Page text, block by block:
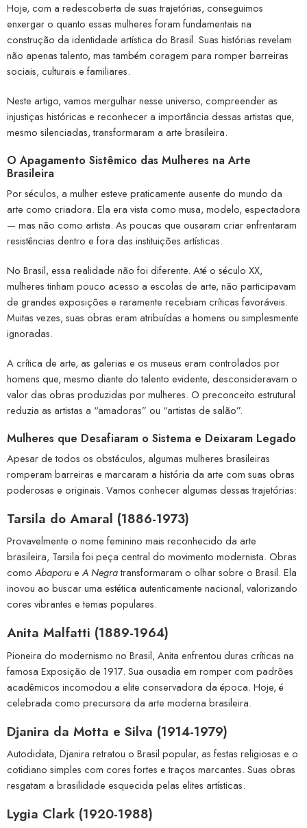
Hoje, com a redescoberta de suas trajetórias, conseguimos
enxergar o quanto essas mulheres foram fundamentais na
construção da identidade artística do Brasil. Suas histórias revelam
não apenas talento, mas também coragem para romper barreiras
sociais, culturais e familiares.
Neste artigo, vamos mergulhar nesse universo, compreender as
injustiças históricas e reconhecer a importância dessas artistas que,
mesmo silenciadas, transformaram a arte brasileira.
O Apagamento Sistêmico das Mulheres na Arte
Brasileira
Por séculos, a mulher esteve praticamente ausente do mundo da
arte como criadora. Ela era vista como musa, modelo, espectadora
— mas não como artista. As poucas que ousaram criar enfrentaram
resistências dentro e fora das instituições artísticas.
No Brasil, essa realidade não foi diferente. Até o século XX,
mulheres tinham pouco acesso a escolas de arte, não participavam
de grandes exposições e raramente recebiam críticas favoráveis.
Muitas vezes, suas obras eram atribuídas a homens ou simplesmente
ignoradas.
A crítica de arte, as galerias e os museus eram controlados por
homens que, mesmo diante do talento evidente, desconsideravam o
valor das obras produzidas por mulheres. O preconceito estrutural
reduzia as artistas a “amadoras” ou “artistas de salão”.
Mulheres que Desafiaram o Sistema e Deixaram Legado
Apesar de todos os obstáculos, algumas mulheres brasileiras
romperam barreiras e marcaram a história da arte com suas obras
poderosas e originais. Vamos conhecer algumas dessas trajetórias:
Tarsila do Amaral (1886-1973)
Provavelmente o nome feminino mais reconhecido da arte
brasileira, Tarsila foi peça central do movimento modernista. Obras
como Abaporue A Negratransformaram o olhar sobre o Brasil. Ela
inovou ao buscar uma estética autenticamente nacional, valorizando
cores vibrantes e temas populares.
Anita Malfatti (1889-1964)
Pioneira do modernismo no Brasil, Anita enfrentou duras críticas na
famosa Exposição de 1917. Sua ousadia em romper com padrões
acadêmicos incomodou a elite conservadora da época. Hoje, é
celebrada como precursora da arte moderna brasileira.
Djanira da Motta e Silva (1914-1979)
Autodidata, Djanira retratou o Brasil popular, as festas religiosas e o
cotidiano simples com cores fortes e traços marcantes. Suas obras
resgatam a brasilidade esquecida pelas elites artísticas.
Lygia Clark (1920-1988)